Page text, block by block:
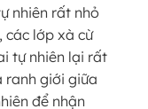
nhiên rất nhỏ
các lớp xà cừ
tự nhiên lại rất
ranh giới giữa
để nhận